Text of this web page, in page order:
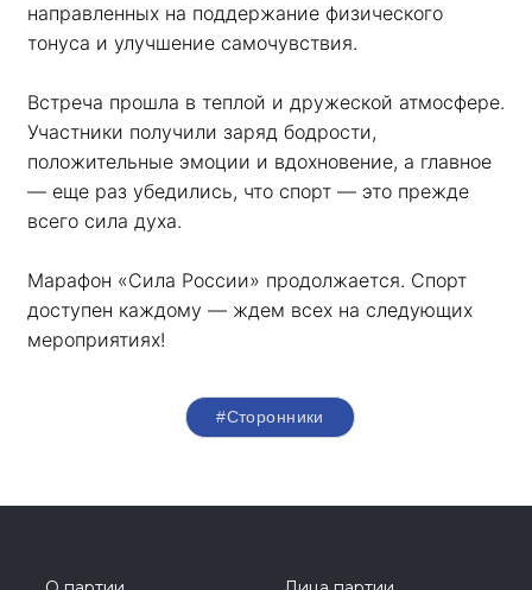
направленных на поддержание физического
тонуса и улучшение самочувствия.
Встреча прошла в теплой и дружеской атмосфере.
Участники получили заряд бодрости,
положительные эмоции и вдохновение, а главное
— еще раз убедились, что спорт — это прежде
всего сила духа.
Марафон «Сила России» продолжается. Спорт
доступен каждому — ждем всех на следующих
мероприятиях!
#Сторонники